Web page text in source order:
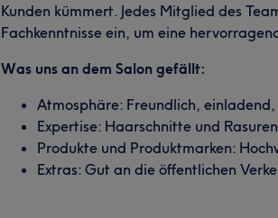
Kunden kümmert. Jedes Mitglied des
Fachkenntnisse ein, um eine
Was uns an dem Salon gefällt:
Atmosphäre: Freundlich,
Expertise: Haarschnitte und Rasuren
Produkte und Produktmarken:
Extras: Gut an die öffentlichen